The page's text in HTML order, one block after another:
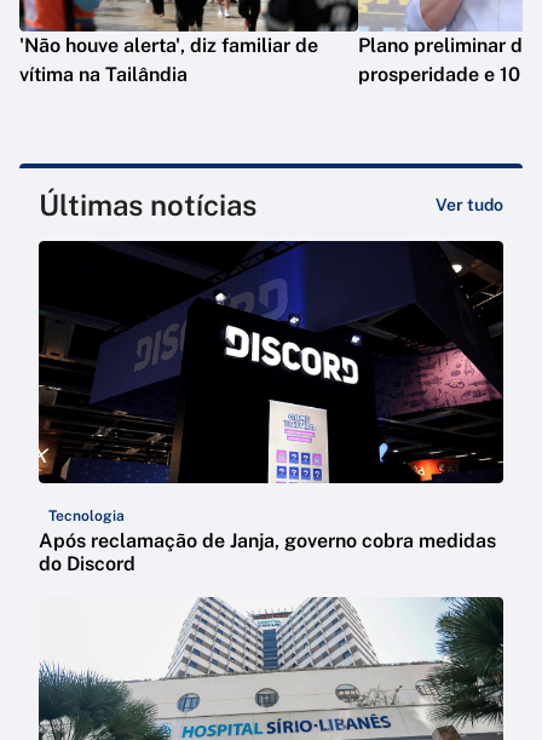
'Não houve alerta', diz familiar de
vítima na Tailândia
Plano preliminar de
prosperidade e 10
Últimas notícias Ver tudo
Tecnologia
Após reclamação de Janja, governo cobra medidas
do Discord